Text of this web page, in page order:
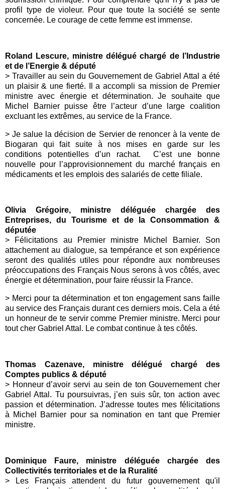
profil type de violeur. Pour que toute la société se sente
concernée. Le courage de cette femme est immense.
Roland Lescure, ministre délégué chargé de l’Industrie
et de l’Energie & député
> Travailler au sein du Gouvernement de Gabriel Attal a été
un plaisir & une fierté. Il a accompli sa mission de Premier
ministre avec énergie et détermination. Je souhaite que
Michel Barnier puisse être l’acteur d’une large coalition
excluant les extrêmes, au service de la France.
> Je salue la décision de Servier de renoncer à la vente de
Biogaran qui fait suite à nos mises en garde sur les
conditions potentielles d’un rachat. C’est une bonne
nouvelle pour l’approvisionnement du marché français en
médicaments et les emplois des salariés de cette filiale.
Olivia Grégoire, ministre déléguée chargée des
Entreprises, du Tourisme et de la Consommation &
députée
> Félicitations au Premier ministre Michel Barnier. Son
attachement au dialogue, sa tempérance et son expérience
seront des qualités utiles pour répondre aux nombreuses
préoccupations des Français Nous serons à vos côtés, avec
énergie et détermination, pour faire réussir la France.
> Merci pour ta détermination et ton engagement sans faille
au service des Français durant ces derniers mois. Cela a été
un honneur de te servir comme Premier ministre. Merci pour
tout cher Gabriel Attal. Le combat continue à tes côtés.
Thomas Cazenave, ministre délégué chargé des
Comptes publics & député
> Honneur d’avoir servi au sein de ton Gouvernement cher
Gabriel Attal. Tu poursuivras, j’en suis sûr, ton action avec
passion et détermination. J’adresse toutes mes félicitations
à Michel Barnier pour sa nomination en tant que Premier
ministre.
Dominique Faure, ministre déléguée chargée des
Collectivités territoriales et de la Ruralité
> Les Français attendent du futur gouvernement qu'il